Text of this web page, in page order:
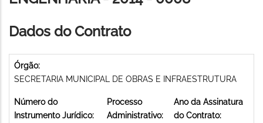
Dados do Contrato
Órgão:
SECRETARIA MUNICIPAL DE OBRAS E INFRAESTRUTURA
Número do
Instrumento Jurídico:
Processo
Administrativo:
Ano da Assinatura
do Contrato: